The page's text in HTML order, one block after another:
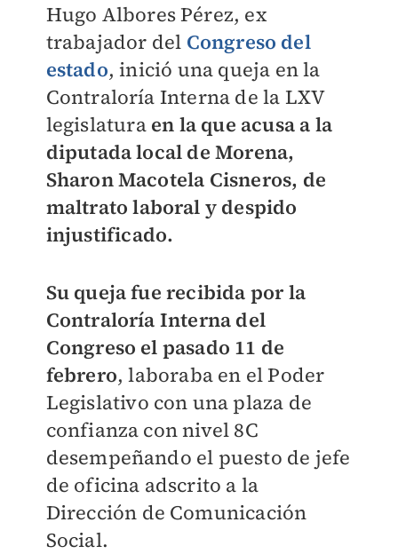
Hugo Albores Pérez, ex
trabajador del Congreso del
estado, inició una queja en la
Contraloría Interna de la LXV
legislatura en la que acusa a la
diputada local de Morena,
Sharon Macotela Cisneros, de
maltrato laboral y despido
injustificado.
Su queja fue recibida por la
Contraloría Interna del
Congreso el pasado 11 de
febrero, laboraba en el Poder
Legislativo con una plaza de
confianza con nivel 8C
desempeñando el puesto de jefe
de oficina adscrito a la
Dirección de Comunicación
Social.